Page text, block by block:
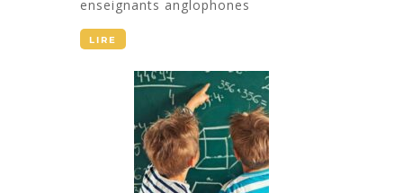
enseignants anglophones
LIRE